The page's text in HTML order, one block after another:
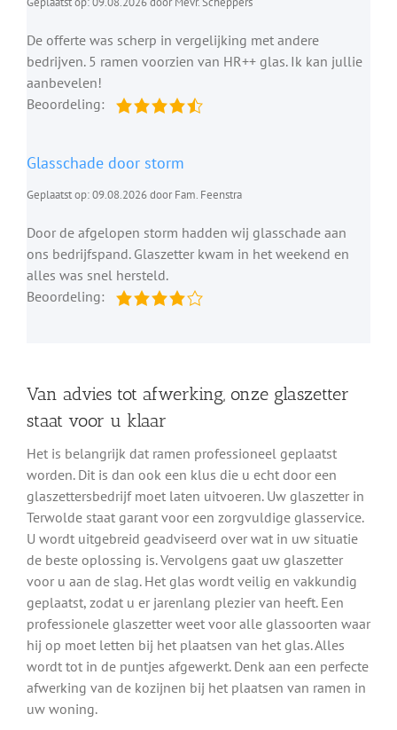
De offerte was scherp in vergelijking met andere
bedrijven. 5 ramen voorzien van HR++ glas. Ik kan jullie
aanbevelen!
Beoordeling:
Glasschade door storm
Geplaatst op: 09.08.2026 door Fam. Feenstra
Door de afgelopen storm hadden wij glasschade aan
ons bedrijfspand. Glaszetter kwam in het weekend en
alles was snel hersteld.
Beoordeling:
Van advies tot afwerking, onze glaszetter
staat voor u klaar
Het is belangrijk dat ramen professioneel geplaatst
worden. Dit is dan ook een klus die u echt door een
glaszettersbedrijf moet laten uitvoeren. Uw glaszetter in
Terwolde staat garant voor een zorgvuldige glasservice.
U wordt uitgebreid geadviseerd over wat in uw situatie
de beste oplossing is. Vervolgens gaat uw glaszetter
voor u aan de slag. Het glas wordt veilig en vakkundig
geplaatst, zodat u er jarenlang plezier van heeft. Een
professionele glaszetter weet voor alle glassoorten waar
hij op moet letten bij het plaatsen van het glas. Alles
wordt tot in de puntjes afgewerkt. Denk aan een perfecte
afwerking van de kozijnen bij het plaatsen van ramen in
uw woning.